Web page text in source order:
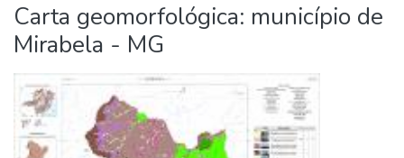
Carta geomorfológica: município de
Mirabela - MG